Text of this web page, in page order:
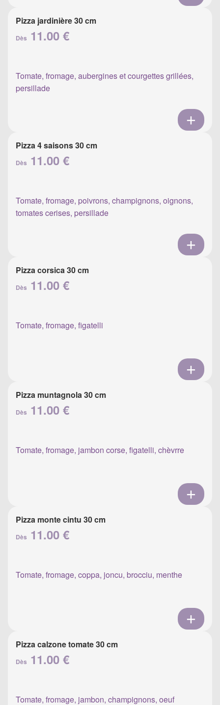
Pizza jardinière 30 cm
Dès 11.00 €
Tomate, fromage, aubergines et courgettes grillées,
persillade
Pizza 4 saisons 30 cm
Dès 11.00 €
Tomate, fromage, poivrons, champignons, oignons,
tomates cerises, persillade
Pizza corsica 30 cm
Dès 11.00 €
Tomate, fromage, figatelli
Pizza muntagnola 30 cm
Dès 11.00 €
Tomate, fromage, jambon corse, figatelli, chèvrre
Pizza monte cintu 30 cm
Dès 11.00 €
Tomate, fromage, coppa, joncu, brocciu, menthe
Pizza calzone tomate 30 cm
Dès 11.00 €
Tomate, fromage, jambon, champignons, oeuf